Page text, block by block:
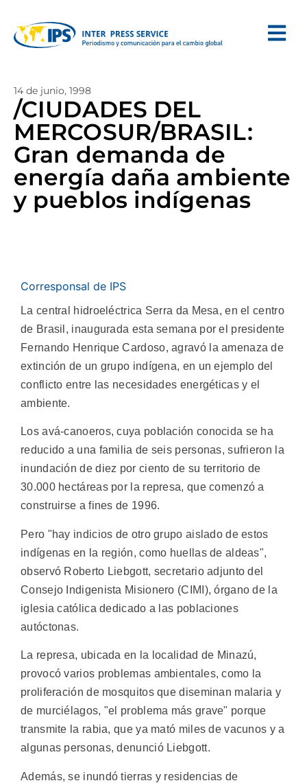
14 de junio, 1998
/CIUDADES DEL
MERCOSUR/BRASIL:
Gran demanda de
energía daña ambiente
y pueblos indígenas
Corresponsal de IPS
La central hidroeléctrica Serra da Mesa, en el centro
de Brasil, inaugurada esta semana por el presidente
Fernando Henrique Cardoso, agravó la amenaza de
extinción de un grupo indígena, en un ejemplo del
conflicto entre las necesidades energéticas y el
ambiente.
Los avá-canoeros, cuya población conocida se ha
reducido a una familia de seis personas, sufrieron la
inundación de diez por ciento de su territorio de
30.000 hectáreas por la represa, que comenzó a
construirse a fines de 1996.
Pero "hay indicios de otro grupo aislado de estos
indígenas en la región, como huellas de aldeas",
observó Roberto Liebgott, secretario adjunto del
Consejo Indigenista Misionero (CIMI), órgano de la
iglesia católica dedicado a las poblaciones
autóctonas.
La represa, ubicada en la localidad de Minazú,
provocó varios problemas ambientales, como la
proliferación de mosquitos que diseminan malaria y
de murciélagos, "el problema más grave" porque
transmite la rabia, que ya mató miles de vacunos y a
algunas personas, denunció Liebgott.
Además, se inundó tierras y residencias de